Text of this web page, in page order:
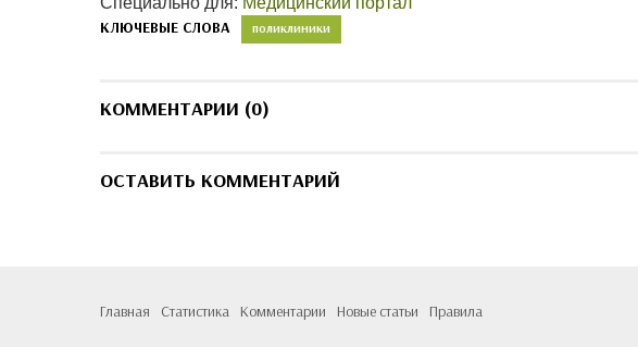
КЛЮЧЕВЫЕ СЛОВА ПОЛИКЛИНИКИ
КОММЕНТАРИИ (0)
ОСТАВИТЬ КОММЕНТАРИЙ
Главная Статистика Комментарии Новые статьи Правила